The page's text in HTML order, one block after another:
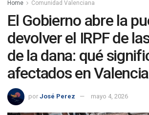
Home Comunidad Valenciana
El Gobierno abre la
devolver el IRPF de
de la dana: qué
afectados en Valencia
por José Perez mayo 4, 2026